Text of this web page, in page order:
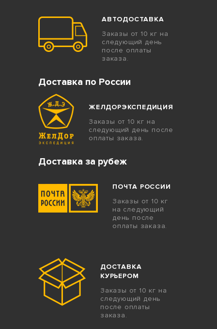
АВТОДОСТАВКА
Заказы от 10 кг на
следующий день
после оплаты
заказа.
Доставка по России
ЖЕЛДОРЭКСПЕДИЦИЯ
Заказы от 10 кг на
следующий день после
оплаты заказа.
Доставка за рубеж
ПОЧТА РОССИИ
Заказы от 10 кг
на следующий
день после
оплаты заказа.
ДОСТАВКА
КУРЬЕРОМ
Заказы от 10 кг на
следующий день
после оплаты
заказа.